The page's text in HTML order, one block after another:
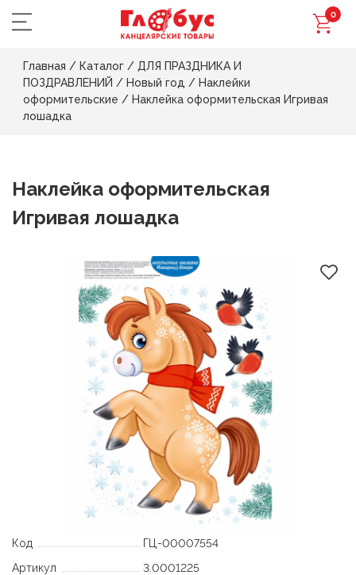
0
Главная / Каталог / ДЛЯ ПРАЗДНИКА И
ПОЗДРАВЛЕНИЙ / Новый год / Наклейки
оформительские / Наклейка оформительская Игривая
лошадка
Наклейка оформительская
Игривая лошадка
Код
ГЦ-00007554
Артикул
3.0001225